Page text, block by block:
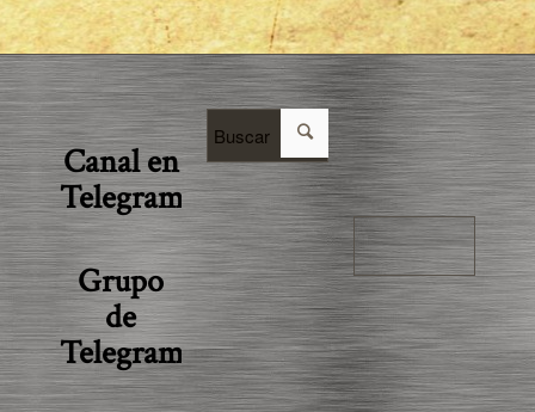
Canal en
Telegram
Grupo
de
Telegram